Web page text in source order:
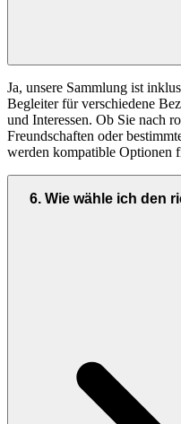
Ja, unsere Sammlung ist
Begleiter für verschiedene
und Interessen. Ob Sie nach
Freundschaften oder
werden kompatible Optionen
6. Wie wähle ich den